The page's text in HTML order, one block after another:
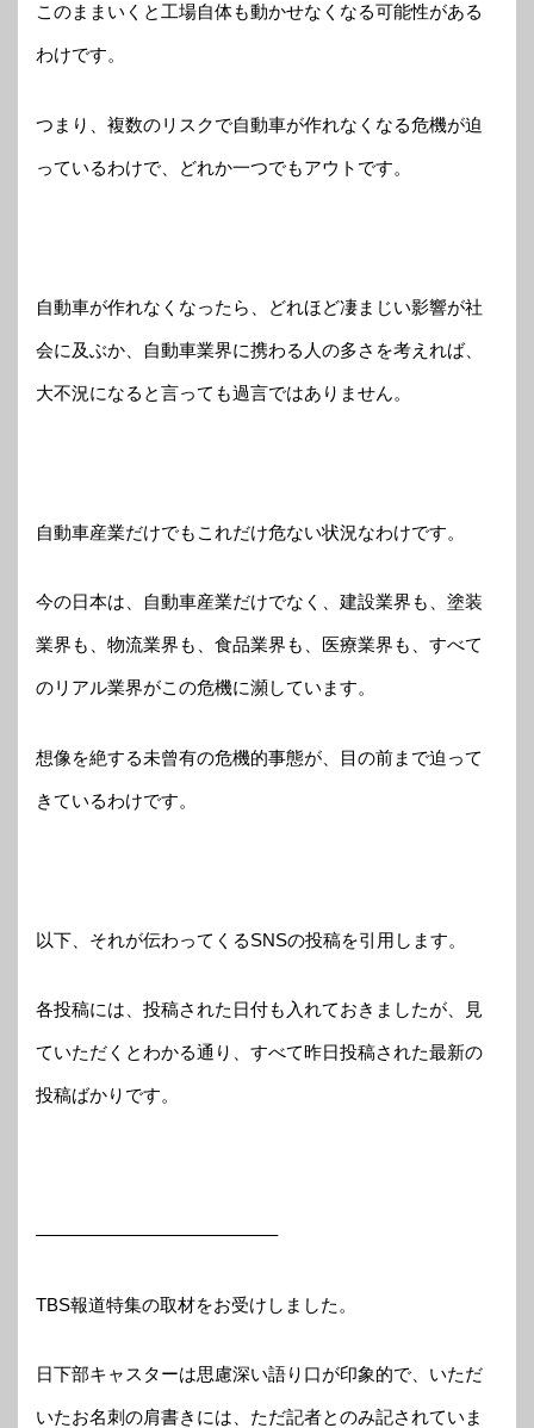
このままいくと工場自体も動かせなくなる可能性がある
わけです。
つまり、複数のリスクで自動車が作れなくなる危機が迫
っているわけで、どれか一つでもアウトです。
自動車が作れなくなったら、どれほど凄まじい影響が社
会に及ぶか、自動車業界に携わる人の多さを考えれば、
大不況になると言っても過言ではありません。
自動車産業だけでもこれだけ危ない状況なわけです。
今の日本は、自動車産業だけでなく、建設業界も、塗装
業界も、物流業界も、食品業界も、医療業界も、すべて
のリアル業界がこの危機に瀕しています。
想像を絶する未曾有の危機的事態が、目の前まで迫って
きているわけです。
以下、それが伝わってくるSNSの投稿を引用します。
各投稿には、投稿された日付も入れておきましたが、見
ていただくとわかる通り、すべて昨日投稿された最新の
投稿ばかりです。
—————————————–
TBS報道特集の取材をお受けしました。
日下部キャスターは思慮深い語り口が印象的で、いただ
いたお名刺の肩書きには、ただ記者とのみ記されていま